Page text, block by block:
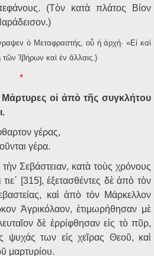
(Τὸν κατὰ πλάτος Βίον
ὁ Μεταφραστής, οὗ ἡ ἀρχή· «Εἰ καὶ
Ἰβήρων καὶ ἐν ἄλλαις.)
*
οἱ ἀπὸ τῆς συγκλήτου
γέρας,
γέρα.
τὴν Σεβάστειαν, κατὰ τοὺς χρόνους
τιε΄ [315], ἐξετασθέντες δὲ ἀπὸ τὸν
καὶ ἀπὸ τὸν Μάρκελλον
Ἀγρικόλαον, ἐτιμωρήθησαν μὲ
δὲ ἐρρίφθησαν εἰς τὸ πῦρ,
ψυχάς των εἰς χεῖρας Θεοῦ, καὶ
μαρτυρίου.